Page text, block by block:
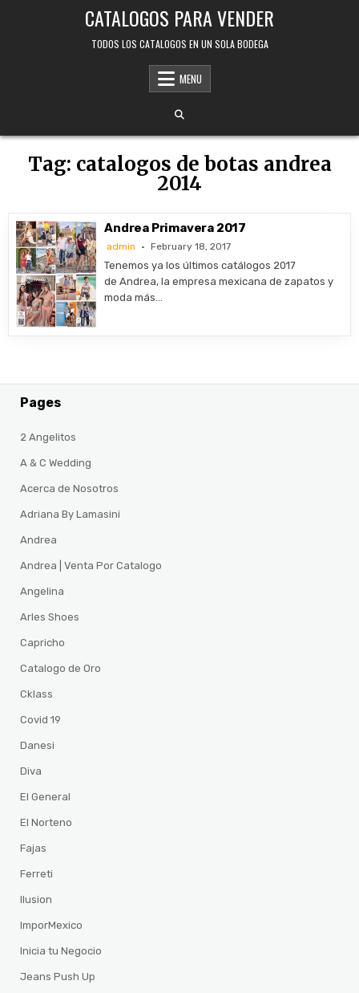
CATALOGOS PARA VENDER
TODOS LOS CATALOGOS EN UN SOLA BODEGA
MENU
Tag: catalogos de botas andrea
2014
Andrea Primavera 2017
admin February 18, 2017
Tenemos ya los últimos catálogos 2017
de Andrea, la empresa mexicana de zapatos y
moda más…
Pages
2 Angelitos
A & C Wedding
Acerca de Nosotros
Adriana By Lamasini
Andrea
Andrea | Venta Por Catalogo
Angelina
Arles Shoes
Capricho
Catalogo de Oro
Cklass
Covid 19
Danesi
Diva
El General
El Norteno
Fajas
Ferreti
Ilusion
ImporMexico
Inicia tu Negocio
Jeans Push Up